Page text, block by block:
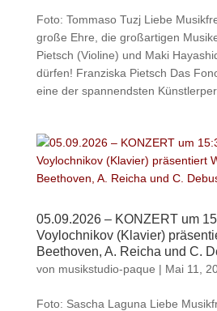
Foto: Tommaso Tuzj Liebe
große Ehre, die großartigen
Pietsch (Violine) und Maki
dürfen! Franziska Pietsch Das
eine der spannendsten
05.09.2026 – KONZERT um
Voylochnikov (Klavier)
Beethoven, A. Reicha und C.
von musikstudio-paque | Mai 11,
Foto: Sascha Laguna Liebe